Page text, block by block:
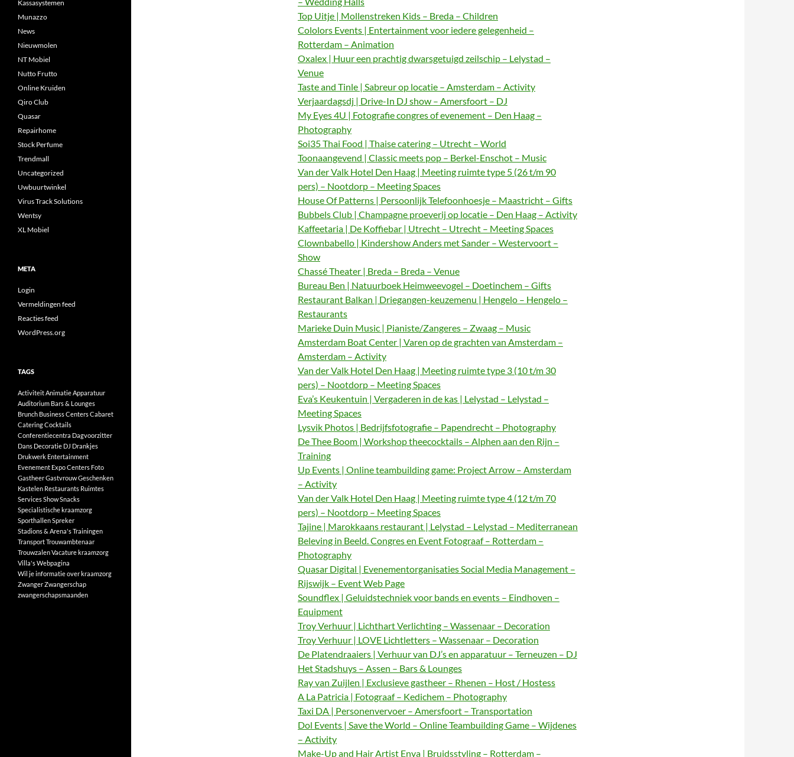
Top Uitje | Mollenstreken Kids – Breda – Children
Cololors Events | Entertainment voor iedere gelegenheid –
Rotterdam – Animation
Oxalex | Huur een prachtig dwarsgetuigd zeilschip – Lelystad –
Venue
Taste and Tinle | Sabreur op locatie – Amsterdam – Activity
Verjaardagsdj | Drive-In DJ show – Amersfoort – DJ
My Eyes 4U | Fotografie congres of evenement – Den Haag –
Photography
Soi35 Thai Food | Thaise catering – Utrecht – World
Toonaangevend | Classic meets pop – Berkel-Enschot – Music
Van der Valk Hotel Den Haag | Meeting ruimte type 5 (26 t/m 90
pers) – Nootdorp – Meeting Spaces
House Of Patterns | Persoonlijk Telefoonhoesje – Maastricht – Gifts
Bubbels Club | Champagne proeverij op locatie – Den Haag – Activity
Kaffeetaria | De Koffiebar | Utrecht – Utrecht – Meeting Spaces
Clownbabello | Kindershow Anders met Sander – Westervoort –
Show
Chassé Theater | Breda – Breda – Venue
Bureau Ben | Natuurboek Heimweevogel – Doetinchem – Gifts
Restaurant Balkan | Driegangen-keuzemenu | Hengelo – Hengelo –
Restaurants
Marieke Duin Music | Pianiste/Zangeres – Zwaag – Music
Amsterdam Boat Center | Varen op de grachten van Amsterdam –
Amsterdam – Activity
Van der Valk Hotel Den Haag | Meeting ruimte type 3 (10 t/m 30
pers) – Nootdorp – Meeting Spaces
Eva’s Keukentuin | Vergaderen in de kas | Lelystad – Lelystad –
Meeting Spaces
Lysvik Photos | Bedrijfsfotografie – Papendrecht – Photography
De Thee Boom | Workshop theecocktails – Alphen aan den Rijn –
Training
Up Events | Online teambuilding game: Project Arrow – Amsterdam
– Activity
Van der Valk Hotel Den Haag | Meeting ruimte type 4 (12 t/m 70
pers) – Nootdorp – Meeting Spaces
Tajine | Marokkaans restaurant | Lelystad – Lelystad – Mediterranean
Beleving in Beeld. Congres en Event Fotograaf – Rotterdam –
Photography
Quasar Digital | Evenementorganisaties Social Media Management –
Rijswijk – Event Web Page
Soundflex | Geluidstechniek voor bands en events – Eindhoven –
Equipment
Troy Verhuur | Lichthart Verlichting – Wassenaar – Decoration
Troy Verhuur | LOVE Lichtletters – Wassenaar – Decoration
De Platendraaiers | Verhuur van DJ’s en apparatuur – Terneuzen – DJ
Het Stadshuys – Assen – Bars & Lounges
Ray van Zuijlen | Exclusieve gastheer – Rhenen – Host / Hostess
A La Patricia | Fotograaf – Kedichem – Photography
Taxi DA | Personenvervoer – Amersfoort – Transportation
Dol Events | Save the World – Online Teambuilding Game – Wijdenes
– Activity
Make-Up and Hair Artist Enya | Bruidsstyling – Rotterdam –
Kassasystemen
Munazzo
News
Nieuwmolen
NT Mobiel
Nutto Frutto
Online Kruiden
Qiro Club
Quasar
Repairhome
Stock Perfume
Trendmall
Uncategorized
Uwbuurtwinkel
Virus Track Solutions
Wentsy
XL Mobiel
META
Login
Vermeldingen feed
Reacties feed
WordPress.org
TAGS
ActiviteitAnimatieApparatuur
Auditorium Bars & Lounges
Brunch Business CentersCabaret
CateringCocktails
Conferentiecentra Dagvoorzitter
Dans Decoratie DJ Drankjes
Drukwerk Entertainment
Evenement Expo Centers Foto
GastheerGastvrouwGeschenken
Kastelen Restaurants Ruimtes
ServicesShowSnacks
Specialistische kraamzorg
SporthallenSpreker
Stadions & Arena'sTrainingen
TransportTrouwambtenaar
TrouwzalenVacature kraamzorg
Villa'sWebpagina
Wil je informatie over kraamzorg
ZwangerZwangerschap
zwangerschapsmaanden